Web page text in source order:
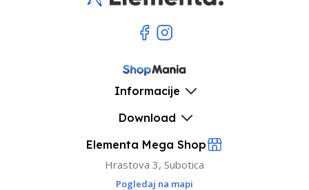
Informacije
Download
Elementa Mega Shop
Hrastova 3, Subotica
Pogledaj na mapi